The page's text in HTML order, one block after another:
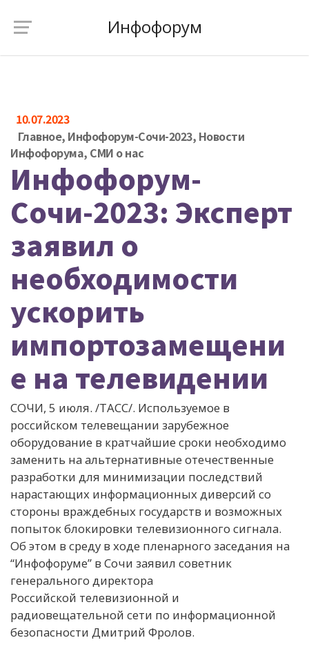
Инфофорум
10.07.2023
Главное, Инфофорум-Сочи-2023, Новости
Инфофорума, СМИ о нас
Инфофорум-
Сочи-2023: Эксперт
заявил о
необходимости
ускорить
импортозамещени
е на телевидении
СОЧИ, 5 июля. /ТАСС/. Используемое в
российском телевещании зарубежное
оборудование в кратчайшие сроки необходимо
заменить на альтернативные отечественные
разработки для минимизации последствий
нарастающих информационных диверсий со
стороны враждебных государств и возможных
попыток блокировки телевизионного сигнала.
Об этом в среду в ходе пленарного заседания на
“Инфофоруме” в Сочи заявил советник
генерального директора
Российской телевизионной и
радиовещательной сети по информационной
безопасности Дмитрий Фролов.